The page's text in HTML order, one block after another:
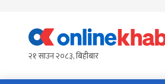
content२१ साउन २०८३, बिहीबार